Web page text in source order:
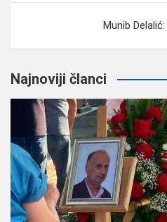
Munib
Najnoviji članci